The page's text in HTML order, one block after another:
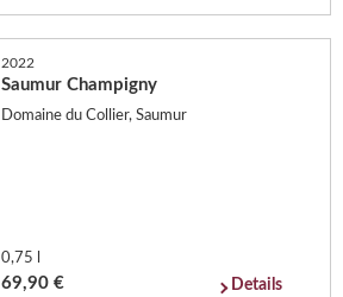
2022
Saumur Champigny
Domaine du Collier, Saumur
0,75 l
69,90 € Details